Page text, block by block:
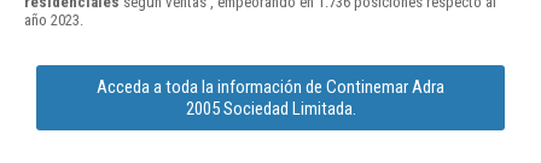
año 2023.
Acceda a toda la información de Continemar Adra
2005 Sociedad Limitada.